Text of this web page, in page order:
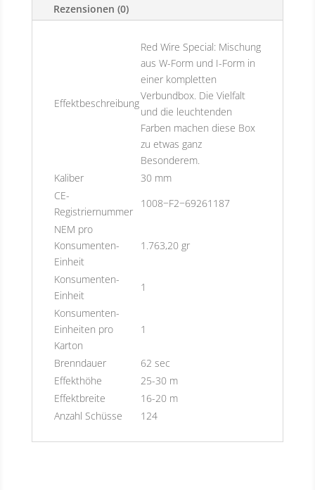
Rezensionen (0)
Effektbeschreibung
Red Wire Special: Mischung
aus W-Form und I-Form in
einer kompletten
Verbundbox. Die Vielfalt
und die leuchtenden
Farben machen diese Box
zu etwas ganz
Besonderem.
Kaliber
30 mm
CE-
Registriernummer
1008−F2−69261187
NEM pro
Konsumenten-
Einheit
1.763,20 gr
Konsumenten-
Einheit
1
Konsumenten-
Einheiten pro
Karton
1
Brenndauer
62 sec
Effekthöhe
25-30 m
Effektbreite
16-20 m
Anzahl Schüsse
124